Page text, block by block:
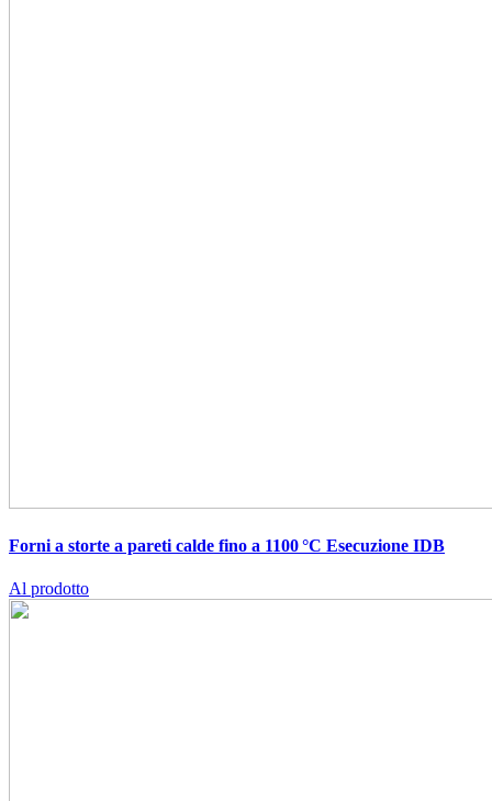
Forni a storte a pareti calde fino a 1100 °C Esecuzione IDB
Al prodotto